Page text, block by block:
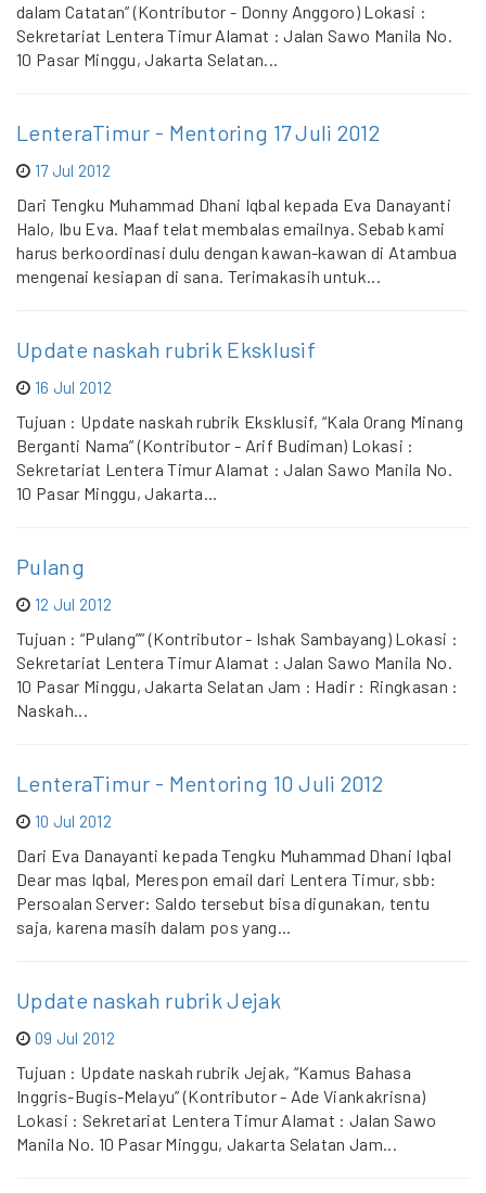
dalam Catatan” (Kontributor - Donny Anggoro) Lokasi :
Sekretariat Lentera Timur Alamat : Jalan Sawo Manila No.
10 Pasar Minggu, Jakarta Selatan...
LenteraTimur - Mentoring 17 Juli 2012
17 Jul 2012
Dari Tengku Muhammad Dhani Iqbal kepada Eva Danayanti
Halo, Ibu Eva. Maaf telat membalas emailnya. Sebab kami
harus berkoordinasi dulu dengan kawan-kawan di Atambua
mengenai kesiapan di sana. Terimakasih untuk...
Update naskah rubrik Eksklusif
16 Jul 2012
Tujuan : Update naskah rubrik Eksklusif, “Kala Orang Minang
Berganti Nama” (Kontributor - Arif Budiman) Lokasi :
Sekretariat Lentera Timur Alamat : Jalan Sawo Manila No.
10 Pasar Minggu, Jakarta...
Pulang
12 Jul 2012
Tujuan : “Pulang”” (Kontributor - Ishak Sambayang) Lokasi :
Sekretariat Lentera Timur Alamat : Jalan Sawo Manila No.
10 Pasar Minggu, Jakarta Selatan Jam : Hadir : Ringkasan :
Naskah...
LenteraTimur - Mentoring 10 Juli 2012
10 Jul 2012
Dari Eva Danayanti kepada Tengku Muhammad Dhani Iqbal
Dear mas Iqbal, Merespon email dari Lentera Timur, sbb:
Persoalan Server: Saldo tersebut bisa digunakan, tentu
saja, karena masih dalam pos yang...
Update naskah rubrik Jejak
09 Jul 2012
Tujuan : Update naskah rubrik Jejak, “Kamus Bahasa
Inggris-Bugis-Melayu” (Kontributor - Ade Viankakrisna)
Lokasi : Sekretariat Lentera Timur Alamat : Jalan Sawo
Manila No. 10 Pasar Minggu, Jakarta Selatan Jam...